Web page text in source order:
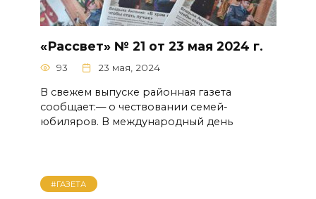
«Рассвет» № 21 от 23 мая 2024 г.
93 23 мая, 2024
В свежем выпуске районная газета
сообщает:— о чествовании семей-
юбиляров. В международный день
#ГАЗЕТА